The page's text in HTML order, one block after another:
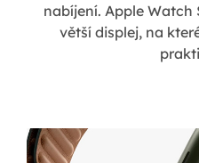
nabíjení. Apple Watch
větší displej, na